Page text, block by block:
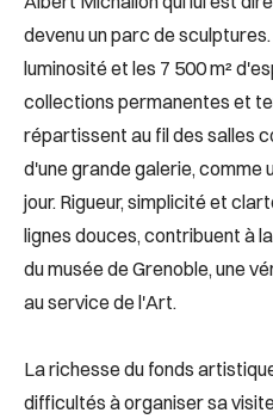
devenu un parc de
luminosité et les 7 500 m²
collections permanentes et
répartissent au fil des salles
d'une grande galerie, comme
jour. Rigueur, simplicité et
lignes douces, contribuent à
du musée de Grenoble, une
au service de l'Art.
La richesse du fonds
difficultés à organiser sa